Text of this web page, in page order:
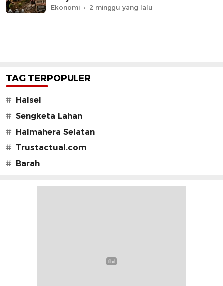
Ekonomi 2 minggu yang lalu
TAG TERPOPULER
#
Halsel
# Sengketa Lahan
#
Halmahera Selatan
# Trustactual.com
#
Barah